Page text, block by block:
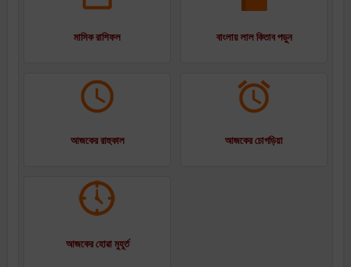
মাসিক রাশিফল বাংলায় লাল কিতাব পড়ুন
আজকের রাহুকাল আজকের চোগড়িয়া
আজকের হোৱা মুহূর্ত